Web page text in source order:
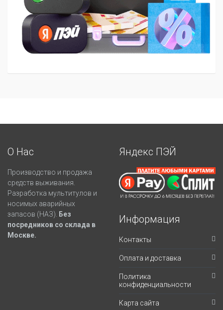
О Нас
Производство и продажа
средств выживания.
Разработка мультитулов и
носимых аварийных
запасов (НАЗ).
Без
посредников со склада в
Москве.
Яндекс ПЭЙ
Информация
Контакты
Оплата и доставка
Политика
конфиденциальности
Карта сайта